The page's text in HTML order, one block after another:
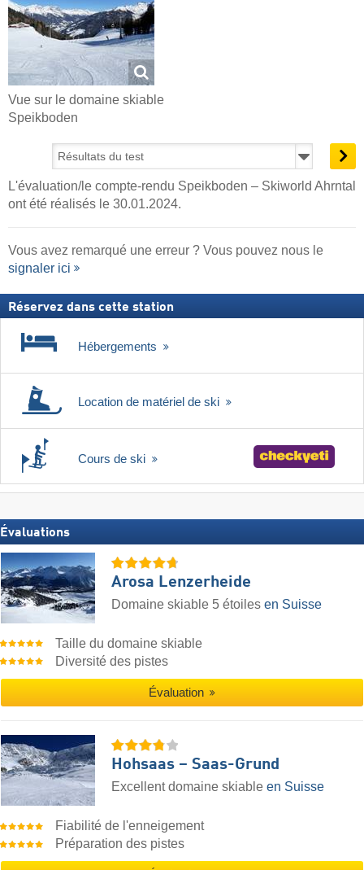
Vue sur le domaine skiable
Speikboden
L'évaluation/le compte-rendu Speikboden – Skiworld Ahrntal
ont été réalisés le 30.01.2024.
Vous avez remarqué une erreur ? Vous pouvez nous le
signaler ici
Réservez dans cette station
Hébergements
Location de matériel de ski
Cours de ski
Évaluations
Arosa Lenzerheide
Domaine skiable 5 étoiles en Suisse
Taille du domaine skiable
Diversité des pistes
Évaluation
Hohsaas – Saas-Grund
Excellent domaine skiable en Suisse
Fiabilité de l'enneigement
Préparation des pistes